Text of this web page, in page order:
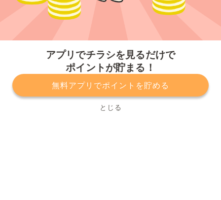
アプリでチラシを見るだけで
ポイントが貯まる！
無料アプリでポイントを貯める
とじる
プライバシーポリシー 利用規約
運営会社
サービスに関してのお問い合わせ